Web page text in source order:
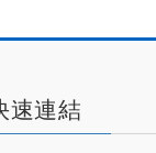
速連結